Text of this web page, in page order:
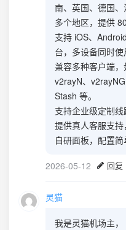
南、英国、德国
多个地区，提供
支持 iOS、
台，多设备同时使
兼容多种客户端，
v2rayN、
Stash 等。
支持企业级定制线
提供真人客服支持
自研面板，配置简
2026-05-12 回复
灵猫
我是灵猫机场主，